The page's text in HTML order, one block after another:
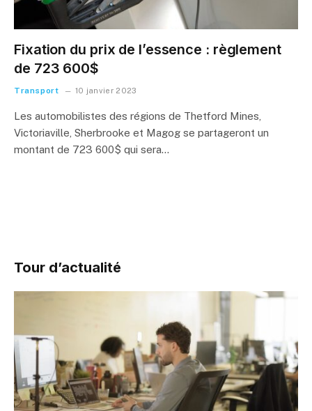
Fixation du prix de l’essence : règlement
de 723 600$
Transport 10 janvier 2023
Les automobilistes des régions de Thetford Mines,
Victoriaville, Sherbrooke et Magog se partageront un
montant de 723 600$ qui sera…
Tour d’actualité